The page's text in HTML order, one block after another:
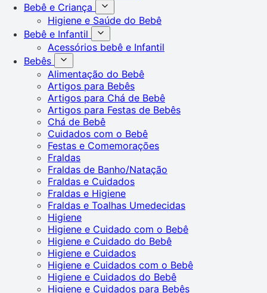
Bebê e Criança
Higiene e Saúde do Bebê
Bebê e Infantil
Acessórios bebê e Infantil
Bebês
Alimentação do Bebê
Artigos para Bebês
Artigos para Chá de Bebê
Artigos para Festas de Bebês
Chá de Bebê
Cuidados com o Bebê
Festas e Comemorações
Fraldas
Fraldas de Banho/Natação
Fraldas e Cuidados
Fraldas e Higiene
Fraldas e Toalhas Umedecidas
Higiene
Higiene e Cuidado com o Bebê
Higiene e Cuidado do Bebê
Higiene e Cuidados
Higiene e Cuidados com o Bebê
Higiene e Cuidados do Bebê
Higiene e Cuidados para Bebês